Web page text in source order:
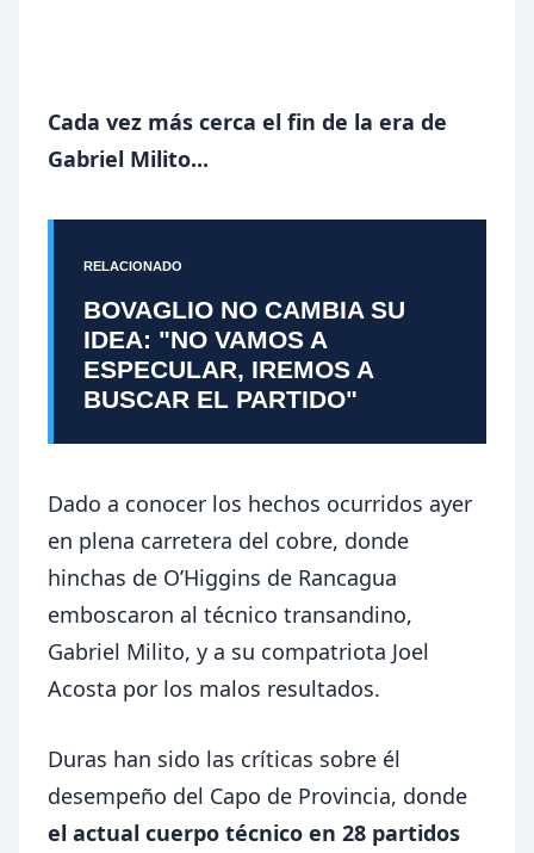
Cada vez más cerca el fin de la era de
Gabriel Milito...
RELACIONADO
BOVAGLIO NO CAMBIA SU
IDEA: "NO VAMOS A
ESPECULAR, IREMOS A
BUSCAR EL PARTIDO"
Dado a conocer los hechos ocurridos ayer
en plena carretera del cobre, donde
hinchas de O’Higgins de Rancagua
emboscaron al técnico transandino,
Gabriel Milito, y a su compatriota Joel
Acosta por los malos resultados.
Duras han sido las críticas sobre él
desempeño del Capo de Provincia, donde
el actual cuerpo técnico en 28 partidos